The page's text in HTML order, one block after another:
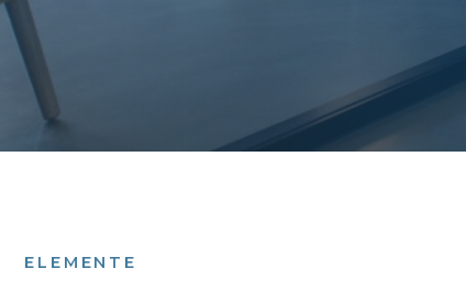
ELEMENTE